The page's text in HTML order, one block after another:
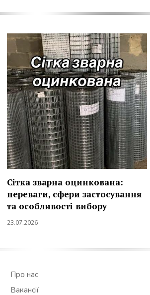
Сітка зварна оцинкована:
переваги, сфери застосування
та особливості вибору
23.07.2026
Про нас
Вакансії